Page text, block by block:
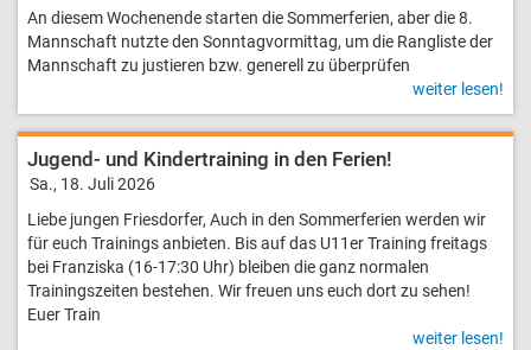
An diesem Wochenende starten die Sommerferien, aber die 8.
Mannschaft nutzte den Sonntagvormittag, um die Rangliste der
Mannschaft zu justieren bzw. generell zu überprüfen
weiter lesen!
Jugend- und Kinder­training in den Ferien!
Sa., 18. Juli 2026
Liebe jungen Friesdorfer, Auch in den Sommerferien werden wir
für euch Trainings anbieten. Bis auf das U11er Training freitags
bei Franziska (16-17:30 Uhr) bleiben die ganz normalen
Trainingszeiten bestehen. Wir freuen uns euch dort zu sehen!
Euer Train
weiter lesen!